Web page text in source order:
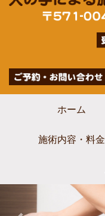
ホーム
施術内容・料金